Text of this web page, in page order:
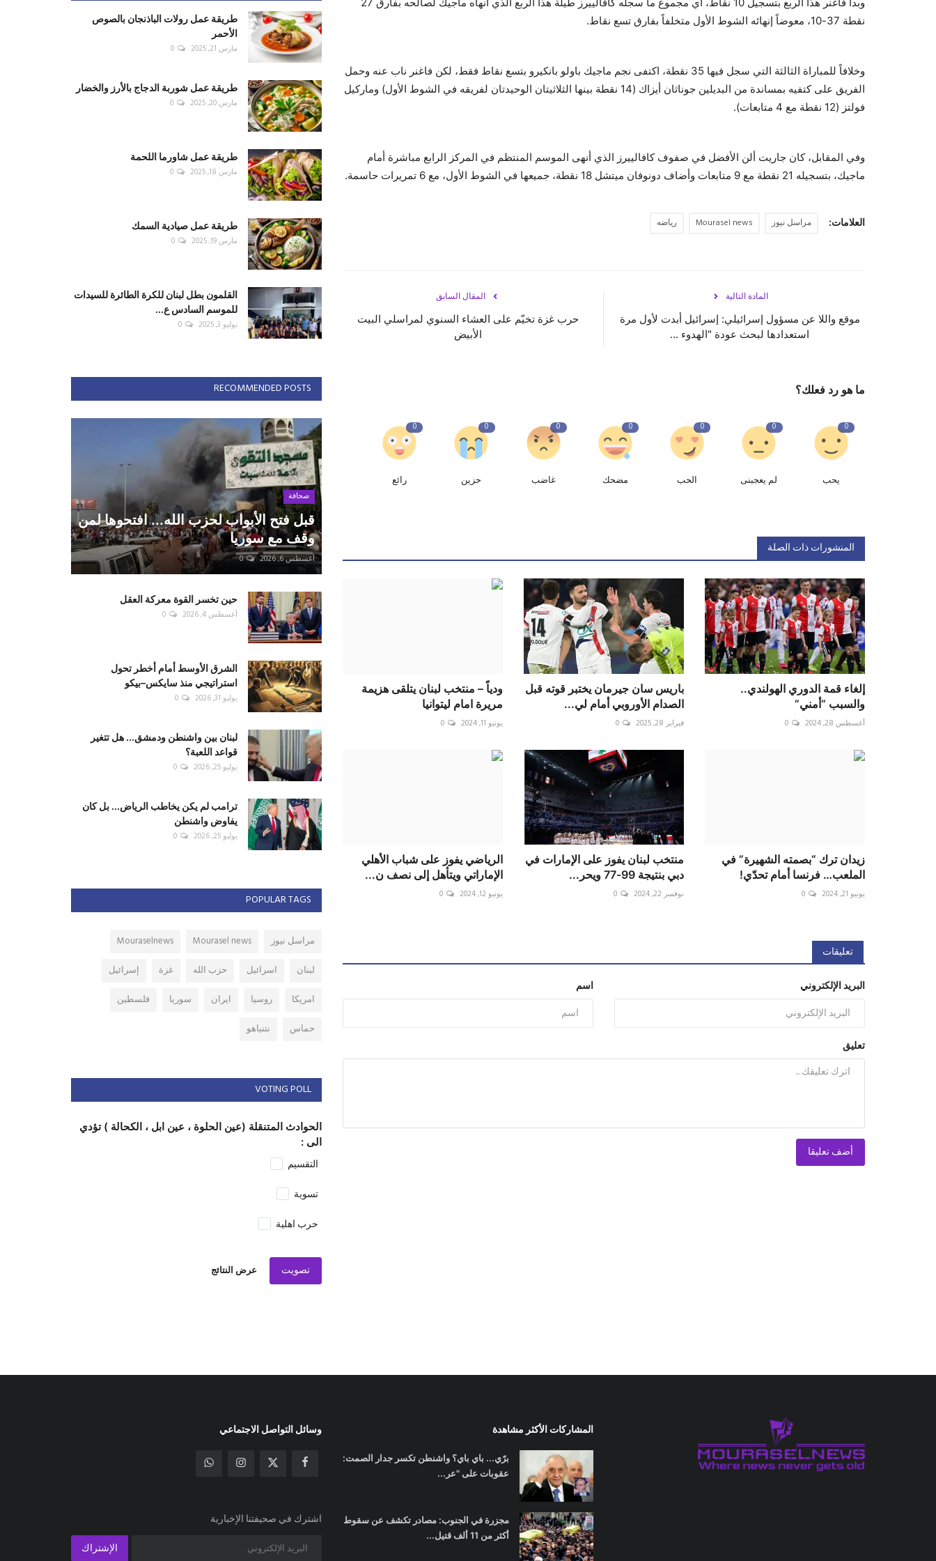
نقطة 37-10، معوضاً إنهائه الشوط الأول متخلفاً بفارق تسع نقاط.
وخلافاً للمباراة الثالثة التي سجل فيها 35 نقطة، اكتفى نجم ماجيك باولو بانكيرو بتسع نقاط فقط، لكن فاغنر ناب عنه وحمل
الفريق على كتفيه بمساندة من البديلين جوناثان أيزاك (14 نقطة بينها الثلاثيتان الوحيدتان لفريقه في الشوط الأول) وماركيل
فولتز (12 نقطة مع 4 متابعات).
وفي المقابل، كان جاريت ألن الأفضل في صفوف كافالييرز الذي أنهى الموسم المنتظم في المركز الرابع مباشرة أمام
ماجيك، بتسجيله 21 نقطة مع 9 متابعات وأضاف دونوفان ميتشل 18 نقطة، جميعها في الشوط الأول، مع 6 تمريرات حاسمة.
العلامات: مراسل نيوز Mourasel news رياضه
المقال السابق
حرب غزة تخيّم على العشاء السنوي لمراسلي البيت
الأبيض
المادة التالية
موقع واللا عن مسؤول إسرائيلي: إسرائيل أبدت لأول مرة
استعدادها لبحث عودة "الهدوء ...
ما هو رد فعلك؟
0
يحب
0
لم يعجبنى
0
الحب
0
مضحك
0
غاضب
0
حزين
0
رائع
المنشورات ذات الصلة
إلغاء قمة الدوري الهولندي..
والسبب “أمني”
أغسطس 28, 2024 0
باريس سان جيرمان يختبر قوته قبل
الصدام الأوروبي أمام لي...
فبراير 28, 2025 0
ودياً – منتخب لبنان يتلقى هزيمة
مريرة امام ليتوانيا
يونيو 11, 2024 0
زيدان ترك “بصمته الشهيرة” في
الملعب… فرنسا أمام تحدّي!
يونيو 21, 2024 0
منتخب لبنان يفوز على الإمارات في
دبي بنتيجة 99-77 ويحر...
نوفمبر 22, 2024 0
الرياضي يفوز على شباب الأهلي
الإماراتي ويتأهل إلى نصف ن...
يونيو 12, 2024 0
تعليقات
اسم البريد الإلكتروني
تعليق
أضف تعليقا
طريقة عمل رولات الباذنجان بالصوص
الأحمر
مارس 21, 2025 0
طريقة عمل شوربة الدجاج بالأرز والخضار
مارس 20, 2025 0
طريقة عمل شاورما اللحمة
مارس 18, 2025 0
طريقة عمل صيادية السمك
مارس 19, 2025 0
القلمون بطل لبنان للكرة الطائرة للسيدات
للموسم السادس ع...
يوليو 3, 2025 0
RECOMMENDED POSTS
صحافة
قبل فتح الأبواب لحزب الله... افتحوها لمن
وقف مع سوريا
أغسطس 6, 2026 0
حين تخسر القوة معركة العقل
أغسطس 4, 2026 0
الشرق الأوسط أمام أخطر تحول
استراتيجي منذ سايكس–بيكو
يوليو 31, 2026 0
لبنان بين واشنطن ودمشق... هل تتغير
قواعد اللعبة؟
يوليو 25, 2026 0
ترامب لم يكن يخاطب الرياض... بل كان
يفاوض واشنطن
يوليو 25, 2026 0
POPULAR TAGS
مراسل نيوز Mourasel news
Mouraselnews
لبنان
اسرائيل حزب الله غزة
إسرائيل
امريكا
روسيا ايران سوريا
فلسطين
حماس
نتنياهو
VOTING POLL
الحوادث المتنقلة (عين الحلوة ، عين ابل ، الكحالة ) تؤدي
الى :
التقسيم
تسوية
حرب اهلية
تصويت عرض النتائج
المشاركات الأكثر مشاهدة
برّي... باي باي؟ واشنطن تكسر جدار الصمت:
عقوبات على "عر...
مجزرة في الجنوب: مصادر تكشف عن سقوط
أكثر من 11 ألف قتيل...
وسائل التواصل الاجتماعي
اشترك في صحيفتنا الإخبارية
الإشتراك